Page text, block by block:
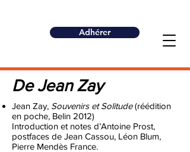
Adhérer
De Jean Zay
Jean Zay, Souvenirs et Solitude(réédition
en poche, Belin 2012)
Introduction et notes d’Antoine Prost,
postfaces de Jean Cassou, Léon Blum,
Pierre Mendès France.